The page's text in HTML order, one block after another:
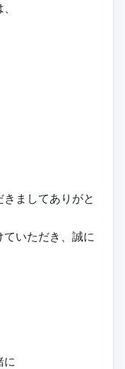
きましてありがと
ていただき、誠に
に